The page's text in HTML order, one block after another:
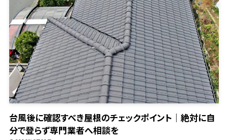
台風後に確認すべき屋根のチェックポイント｜絶対に自
分で登らず専門業者へ相談を